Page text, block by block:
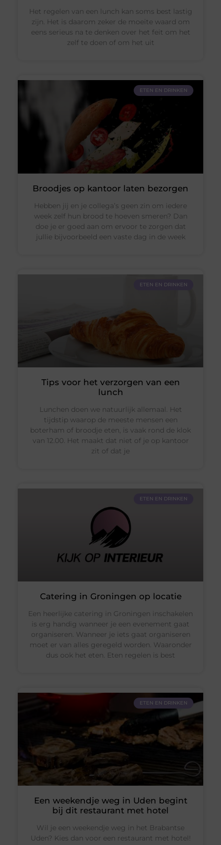
Het regelen van een lunch kan soms best lastig
zijn. Het is daarom zeker de moeite waard om
eens serieus na te denken over het feit om het
zelf te doen of om het uit
ETEN EN DRINKEN
Broodjes op kantoor laten bezorgen
Hebben jij en je collega’s geen zin om iedere
week zelf hun brood te hoeven smeren? Dan
doe je er goed aan om ervoor te zorgen dat
jullie bijvoorbeeld een vaste dag in de week
ETEN EN DRINKEN
Tips voor het verzorgen van een
lunch
Lunchen doen we natuurlijk allemaal. Het
tijdstip waarop de meeste mensen een
boterham of broodje eten, is vaak rond de klok
van 12.00. Het maakt dat niet of je op kantoor
zit of dat je
ETEN EN DRINKEN
Catering in Groningen op locatie
Een heerlijke catering in Groningen inschakelen
is erg handig wanneer je een evenement gaat
organiseren. Wanneer je iets gaat organiseren
moet er van alles geregeld worden. Waaronder
dus ook het eten. Eten regelen is best
ETEN EN DRINKEN
Een weekendje weg in Uden begint
bij dit restaurant met hotel
Wil je een weekendje weg in het Brabantse
Uden? Kies dan voor een restaurant met hotel!